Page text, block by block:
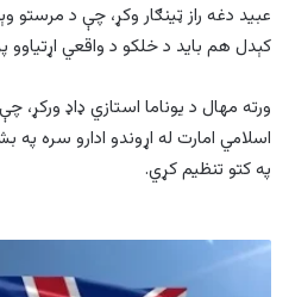
عبید دغه راز ټینګار وکړ، چې د مرستو
کېدل هم باید د خلکو د واقعي
ورته مهال د یوناما استازي ډاډ ورکړ،
اسلامي امارت له اړوندو ادارو سره په
په کتو تنظیم کړي.
بریتانیا